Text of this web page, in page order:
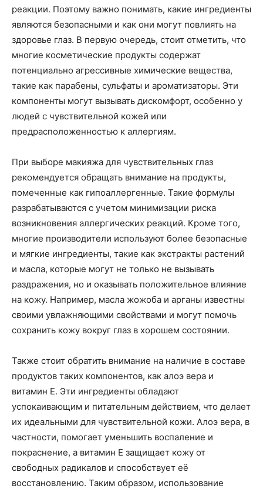
реакции. Поэтому важно понимать, какие ингредиенты
являются безопасными и как они могут повлиять на
здоровье глаз. В первую очередь, стоит отметить, что
многие косметические продукты содержат
потенциально агрессивные химические вещества,
такие как парабены, сульфаты и ароматизаторы. Эти
компоненты могут вызывать дискомфорт, особенно у
людей с чувствительной кожей или
предрасположенностью к аллергиям.
При выборе макияжа для чувствительных глаз
рекомендуется обращать внимание на продукты,
помеченные как гипоаллергенные. Такие формулы
разрабатываются с учетом минимизации риска
возникновения аллергических реакций. Кроме того,
многие производители используют более безопасные
и мягкие ингредиенты, такие как экстракты растений
и масла, которые могут не только не вызывать
раздражения, но и оказывать положительное влияние
на кожу. Например, масла жожоба и арганы известны
своими увлажняющими свойствами и могут помочь
сохранить кожу вокруг глаз в хорошем состоянии.
Также стоит обратить внимание на наличие в составе
продуктов таких компонентов, как алоэ вера и
витамин Е. Эти ингредиенты обладают
успокаивающим и питательным действием, что делает
их идеальными для чувствительной кожи. Алоэ вера, в
частности, помогает уменьшить воспаление и
покраснение, а витамин Е защищает кожу от
свободных радикалов и способствует её
восстановлению. Таким образом, использование